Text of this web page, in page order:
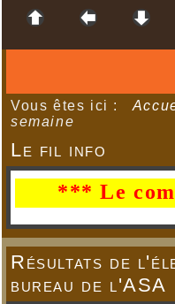
Vous êtes ici :
semaine
Le fil info
*** Le
Résultats de
bureau de l'ASA